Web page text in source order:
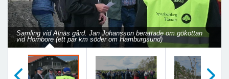
Samling vid Alnäs gård. Jan Johansson berättade om gökottan
vid Hornbore (ett par km söder om Hamburgsund)